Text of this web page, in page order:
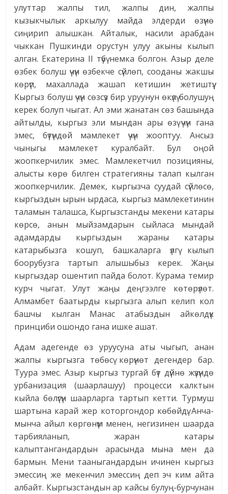
улуттар жалпы тил, жалпы дин, жалпы
кызыкчылык аркылуу майда элдерди өзүнө
сиңирип алышкан. Айталык, насили арабдан
чыккан Пушкинди орустун улуу акыны кылып
алган. Екатерина II түбү немка болгон. Азыр деле
өзбек болуш үчүн өзбекче сүйлөп, сооданы жакшы
көрүп, махаллада жашап кетишин жетиштүү.
Кыргыз болуш үчүн сөзсүз бир уруунун өкүлү болушуң
керек болуп чыгат. Ал эми жанатан сөз башында
айтылды, кыргыз эли мындан ары өзү үчүн гана
эмес, бүтүндөй мамлекет үчүн жооптуу. Ансыз
чыныгы мамлекет куралбайт. Бул оңой
жоопкерчилик эмес. Мамлекетчил позицияны,
алысты көрө билген стратегияны талап кылган
жоопкерчилик. Демек, кыргызча суудай сүйлөсө,
кыргыздын ырын ырдаса, кыргыз мамлекетинин
таламын талашса, Кыргызстанды мекени катары
көрсө, анын мыйзамдарын сыйласа мындай
адамдарды кыргыздын жараны катары
катарыбызга кошуп, башкаларга үлгү кылып
боорубузга тартып алышыбыз керек. Жаңы
кыргыздар ошентип пайда болот. Курама темир
курч чыгат. Улут жаңы деңгээлге көтөрүлөт.
Алмамбет баатырды кыргызга алып келип кол
башчы кылган Манас атабыздын айкөлдүк
принциби ошондо гана ишке ашат.
Адам адегенде өз уруусуна аты чыгып, анан
жалпы кыргызга төбөсү көрүнөт дегендер бар.
Туура эмес. Азыр кыргыз тургай бүт дүйнө жүзүндө
урбанизация (шаарлашуу) процесси калктын
кыйла бөлүгүн шаарларга тартып кетти. Турмуш
шартына карай жер которгондор көбөйдү. Анча-
мынча айыл көргөнүм менен, негизинен шаарда
тарбияланып, жаран катары
калыптангандардын арасында мына мен да
бармын. Мени тааныгандардын ичинен кыргыз
эмессиң же мекенчил эмессиң деп эч ким айта
албайт. Кыргызстандын ар кайсы булуң-бурчунан